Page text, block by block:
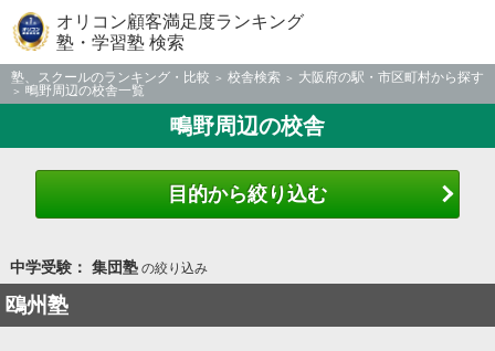
オリコン顧客満足度ランキング
塾・学習塾 検索
塾、スクールのランキング・比較 校舎検索
大阪府の駅・市区町村から探す
鴫野周辺の校舎一覧
鴫野周辺の校舎
目的から絞り込む
中学受験： 集団塾の絞り込み
鴎州塾